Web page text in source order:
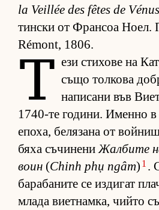
la Veillée des fêtes de Vénus
тин­ски от Фран­соа Но­ел.
Rémont, 1806.
Т ези сти­хове на
също тол­кова
на­пи­сани във
1740-те го­ди­ни. Именно в
епо­ха, бе­ля­зана от
бяха съ­чи­нени Жал­бите
воин (Chinh phụ ngâm) 1 .
ба­ра­ба­ните се из­ди­гат
млада ви­ет­нам­ка, чийто